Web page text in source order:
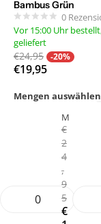
Bambus Grün
0
Vor 15:00 Uhr
geliefert
€24,95 -20%
€19,95
Mengen auswählen
M
€
2
4
,
9
5
€